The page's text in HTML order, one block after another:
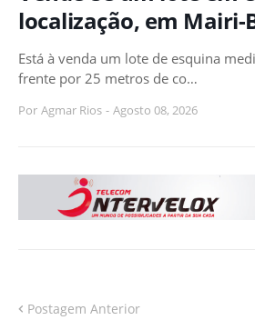
localização, em Mairi-
Está à venda um lote de esquina
frente por 25 metros de co…
Por Agmar Rios - Agosto 08, 2026
Postagem Anterior